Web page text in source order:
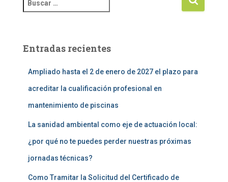
Entradas recientes
Ampliado hasta el 2 de enero de 2027 el plazo para
acreditar la cualificación profesional en
mantenimiento de piscinas
La sanidad ambiental como eje de actuación local:
¿por qué no te puedes perder nuestras próximas
jornadas técnicas?
Como Tramitar la Solicitud del Certificado de